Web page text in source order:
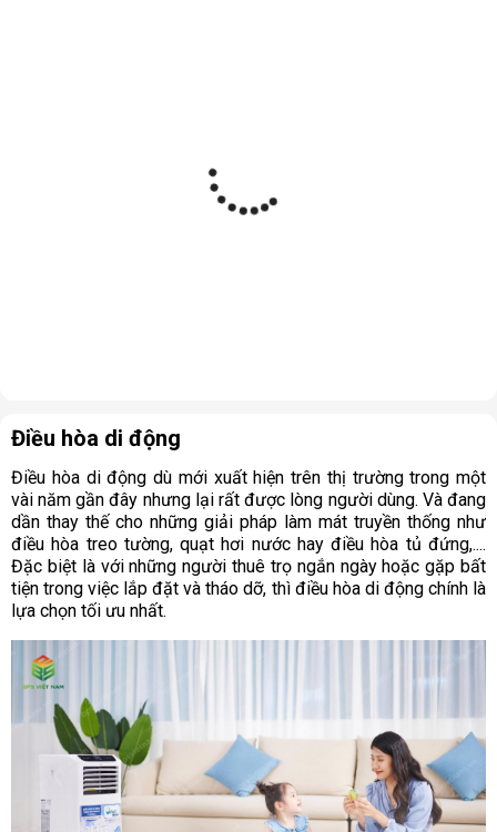
Điều hòa di động
Điều hòa di động dù mới xuất hiện trên thị trường trong một
vài năm gần đây nhưng lại rất được lòng người dùng. Và đang
dần thay thế cho những giải pháp làm mát truyền thống như
điều hòa treo tường, quạt hơi nước hay điều hòa tủ đứng,....
Đặc biệt là với những người thuê trọ ngắn ngày hoặc gặp bất
tiện trong việc lắp đặt và tháo dỡ, thì điều hòa di động chính là
lựa chọn tối ưu nhất.